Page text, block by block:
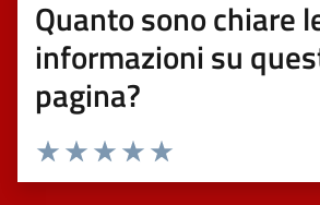
Quanto sono chiare
informazioni su
pagina?
Valuta 5 stelle su 5
Valuta 4 stelle su 5
Valuta 3 stelle su 5
Valuta 2 stelle su 5
Valuta 1 stelle su 5